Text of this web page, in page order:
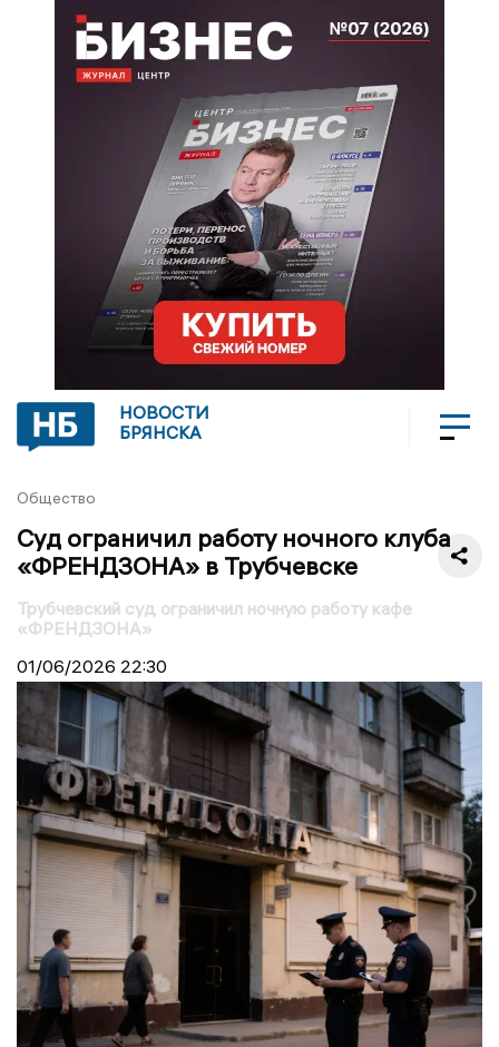
НОВОСТИ
БРЯНСКА
Общество
Суд ограничил работу ночного клуба
«ФРЕНДЗОНА» в Трубчевске
Трубчевский суд ограничил ночную работу кафе
«ФРЕНДЗОНА»
01/06/2026 22:30